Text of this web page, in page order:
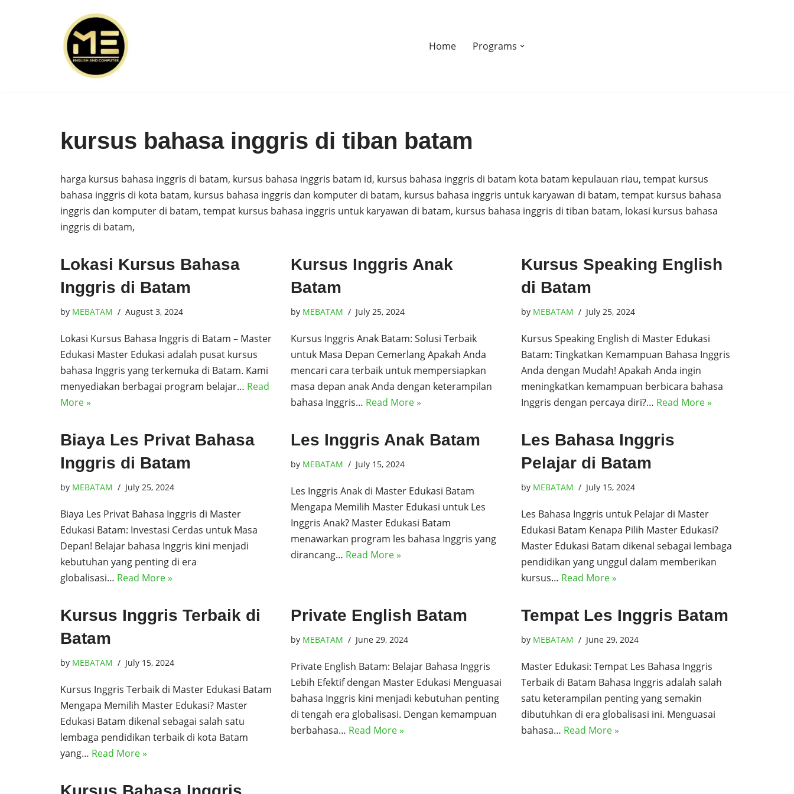
Home Programs
kursus bahasa inggris di tiban batam
harga kursus bahasa inggris di batam, kursus bahasa inggris batam id, kursus bahasa inggris di batam kota batam kepulauan riau, tempat kursus
bahasa inggris di kota batam, kursus bahasa inggris dan komputer di batam, kursus bahasa inggris untuk karyawan di batam, tempat kursus bahasa
inggris dan komputer di batam, tempat kursus bahasa inggris untuk karyawan di batam, kursus bahasa inggris di tiban batam, lokasi kursus bahasa
inggris di batam,
Lokasi Kursus Bahasa
Inggris di Batam
by MEBATAM August 3, 2024
Lokasi Kursus Bahasa Inggris di Batam – Master
Edukasi Master Edukasi adalah pusat kursus
bahasa Inggris yang terkemuka di Batam. Kami
menyediakan berbagai program belajar… Read
More »
Kursus Inggris Anak
Batam
by MEBATAM July 25, 2024
Kursus Inggris Anak Batam: Solusi Terbaik
untuk Masa Depan Cemerlang Apakah Anda
mencari cara terbaik untuk mempersiapkan
masa depan anak Anda dengan keterampilan
bahasa Inggris… Read More »
Kursus Speaking English
di Batam
by MEBATAM July 25, 2024
Kursus Speaking English di Master Edukasi
Batam: Tingkatkan Kemampuan Bahasa Inggris
Anda dengan Mudah! Apakah Anda ingin
meningkatkan kemampuan berbicara bahasa
Inggris dengan percaya diri?… Read More »
Biaya Les Privat Bahasa
Inggris di Batam
by MEBATAM July 25, 2024
Biaya Les Privat Bahasa Inggris di Master
Edukasi Batam: Investasi Cerdas untuk Masa
Depan! Belajar bahasa Inggris kini menjadi
kebutuhan yang penting di era
globalisasi… Read More »
Les Inggris Anak Batam
by MEBATAM July 15, 2024
Les Inggris Anak di Master Edukasi Batam
Mengapa Memilih Master Edukasi untuk Les
Inggris Anak? Master Edukasi Batam
menawarkan program les bahasa Inggris yang
dirancang… Read More »
Les Bahasa Inggris
Pelajar di Batam
by MEBATAM July 15, 2024
Les Bahasa Inggris untuk Pelajar di Master
Edukasi Batam Kenapa Pilih Master Edukasi?
Master Edukasi Batam dikenal sebagai lembaga
pendidikan yang unggul dalam memberikan
kursus… Read More »
Kursus Inggris Terbaik di
Batam
by MEBATAM July 15, 2024
Kursus Inggris Terbaik di Master Edukasi Batam
Mengapa Memilih Master Edukasi? Master
Edukasi Batam dikenal sebagai salah satu
lembaga pendidikan terbaik di kota Batam
yang… Read More »
Private English Batam
by MEBATAM June 29, 2024
Private English Batam: Belajar Bahasa Inggris
Lebih Efektif dengan Master Edukasi Menguasai
bahasa Inggris kini menjadi kebutuhan penting
di tengah era globalisasi. Dengan kemampuan
berbahasa… Read More »
Tempat Les Inggris Batam
by MEBATAM June 29, 2024
Master Edukasi: Tempat Les Bahasa Inggris
Terbaik di Batam Bahasa Inggris adalah salah
satu keterampilan penting yang semakin
dibutuhkan di era globalisasi ini. Menguasai
bahasa… Read More »